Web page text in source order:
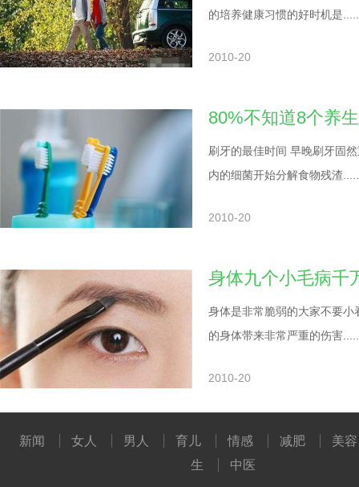
的培养健康习惯的好时机是.....
2010-20
80%不知道8个养
刷牙的最佳时间 早晚刷牙固
内的细菌开始分解食物残渣.....
2010-20
身体九个小毛病千
身体是非常脆弱的大家不要
的身体带来非常严重的伤害.....
2010-20
新闻 女人 男人 育儿 情感 减肥
美容
生
中医